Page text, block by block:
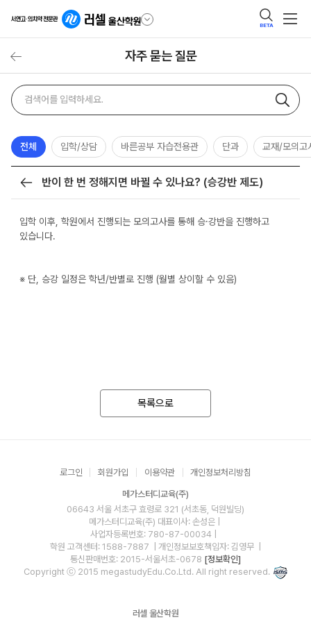
BETA
자주 묻는 질문
자주
묻는
검색
검색어
전체 입학/상담 바른공부 자습전용관 단과 교재/모의고
목록 반이 한 번 정해지면 바뀔 수 있나요? (승강반 제도)
입학 이후, 학원에서 진행되는 모의고사를 통해 승·강반을 진행하고
있습니다.
※ 단, 승강 일정은 학년/반별로 진행 (월별 상이할 수 있음)
목록으로
로그인 회원가입 이용약관 개인정보처리방침
메가스터디교육(주)
06643 서울 서초구 효령로 321 (서초동, 덕원빌딩)
메가스터디교육(주) 대표이사: 손성은 |
사업자등록번호: 780-87-00034
학원 고객센터: 1588-7887
| 개인정보보호책임자: 김영무
통신판매번호: 2015-서울서초-0678 [정보확인]
Copyright ⓒ 2015 megastudyEdu.Co.Ltd. All right reserved.
러셀 울산학원